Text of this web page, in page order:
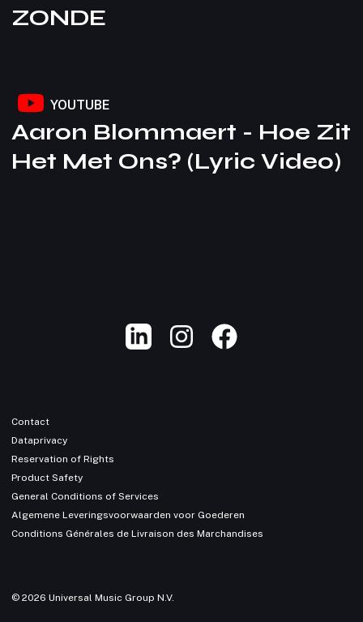
ZONDE
YOUTUBE
Aaron Blommaert - Hoe Zit
Het Met Ons? (Lyric Video)
Contact
Dataprivacy
Reservation of Rights
Product Safety
General Conditions of Services
Algemene Leveringsvoorwaarden voor Goederen
Conditions Générales de Livraison des Marchandises
© 2026 Universal Music Group N.V.